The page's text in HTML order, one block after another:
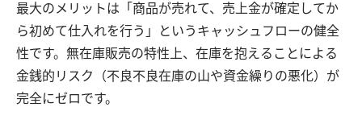
最大のメリットは「商品が売れて、売上金が確定してか
ら初めて仕入れを行う」というキャッシュフローの健全
性です。無在庫販売の特性上、在庫を抱えることによる
金銭的リスク（不良不良在庫の山や資金繰りの悪化）が
完全にゼロです。